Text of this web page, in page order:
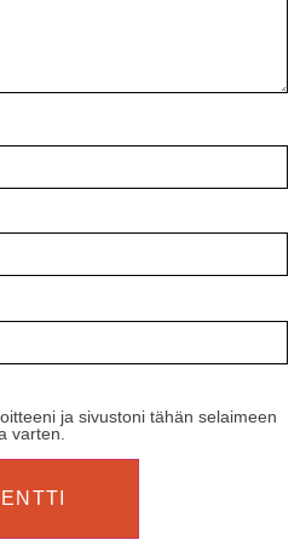
ja sivustoni tähän selaimeen
varten.